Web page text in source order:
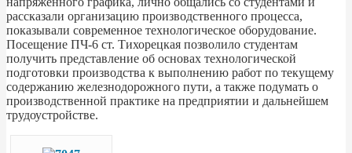
рассказали организацию производственного процесса,
показывали современное технологическое оборудование.
Посещение ПЧ-6 ст. Тихорецкая позволило студентам
получить представление об основах технологической
подготовки производства к выполнению работ по текущему
содержанию железнодорожного пути, а также подумать о
производственной практике на предприятии и дальнейшем
трудоустройстве.